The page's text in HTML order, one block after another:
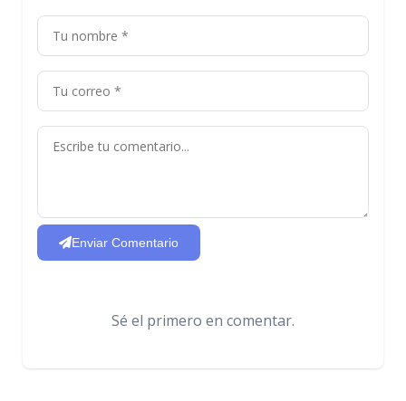
Enviar Comentario
Sé el primero en comentar.